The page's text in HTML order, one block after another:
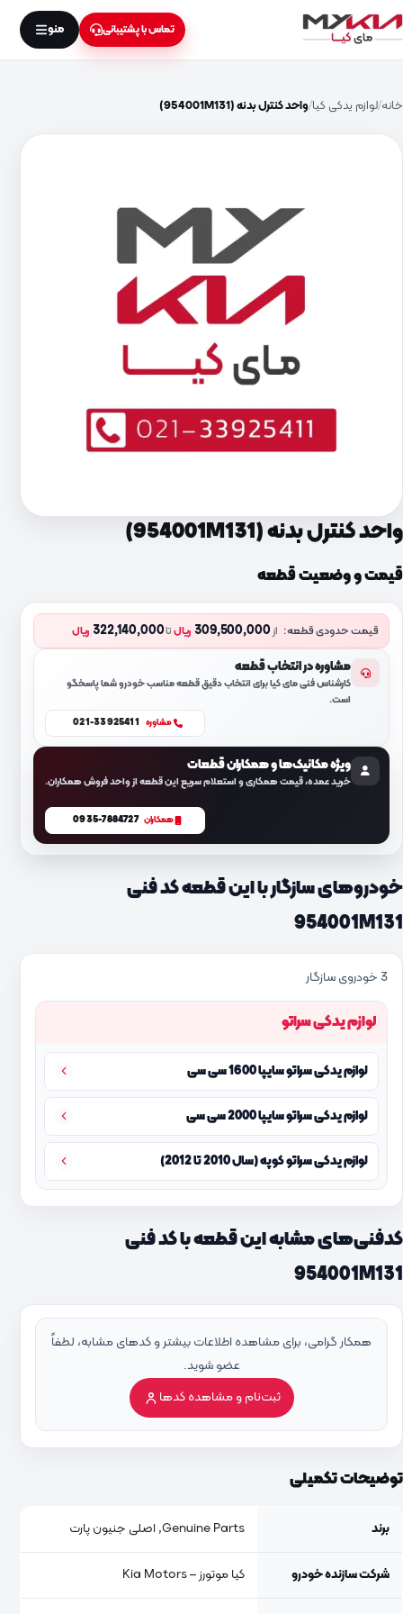
تماس با پشتیبانی منو
خانه لوازم یدکی کیا واحد کنترل بدنه (954001M131)
واحد کنترل بدنه (954001M131)
قیمت و وضعیت قطعه
قیمت حدودی قطعه: از309,500,000 ریالتا322,140,000 ریال
مشاوره در انتخاب قطعه
کارشناس فنی مای کیا برای انتخاب دقیق قطعه مناسب خودرو شما پاسخگو
است.
مشاوره 021-33925411
ویژه مکانیک‌ها و همکاران قطعات
خرید عمده، قیمت همکاری و استعلام سریع این قطعه از واحد فروش همکاران.
همکاران 0935-7884727
خودروهای سازگار با این قطعه کد فنی
954001M131
3 خودروی سازگار
لوازم یدکی سراتو
لوازم یدکی سراتو سایپا 1600 سی سی
لوازم یدکی سراتو سایپا 2000 سی سی
لوازم یدکی سراتو کوپه (سال 2010 تا 2012)
کدفنی‌های مشابه این قطعه با کد فنی
954001M131
همکار گرامی، برای مشاهده اطلاعات بیشتر و کدهای مشابه، لطفاً
عضو شوید.
ثبت‌نام و مشاهده کدها
توضیحات تکمیلی
برند Genuine Parts, اصلی جنیون پارت
شرکت سازنده خودرو کیا موتورز – Kia Motors